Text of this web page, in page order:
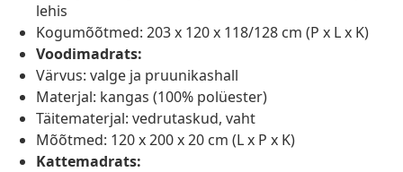
lehis
Kogumõõtmed: 203 x 120 x 118/128 cm (P x L x K)
Voodimadrats:
Värvus: valge ja pruunikashall
Materjal: kangas (100% polüester)
Täitematerjal: vedrutaskud, vaht
Mõõtmed: 120 x 200 x 20 cm (L x P x K)
Kattemadrats: